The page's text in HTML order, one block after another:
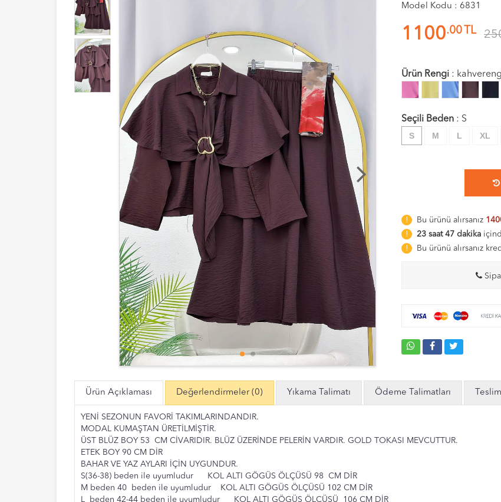
Model Kodu : 6831
1100.00 TL
Ürün Rengi :
Seçili Beden : S
S
M L XL
Bu ürünü alırsanız
23 saat 47 dakika
Bu ürünü alırsanız
Ürün Açıklaması Değerlendirmeler (0) Yıkama Talimatı Ödeme Talimatları
YENİ SEZONUN FAVORİ TAKIMLARINDANDIR.
MODAL KUMAŞTAN ÜRETİLMİŞTİR.
ÜST BLÜZ BOY 53 CM CİVARIDIR. BLÜZ ÜZERİNDE PELERİN VARDIR. GOLD TOKASI MEVCUTTUR.
ETEK BOY 90 CM DİR
BAHAR VE YAZ AYLARI İÇİN UYGUNDUR.
S(36-38) beden ile uyumludur KOL ALTI GÖGÜS ÖLÇÜSÜ 98 CM DİR
M beden 40 beden ile uyumludur KOL ALTI GÖGÜS ÖLÇÜSÜ 102 CM DİR
L beden 42-44 beden ile uyumludur KOL ALTI GÖGÜS ÖLÇÜSÜ 106 CM DİR